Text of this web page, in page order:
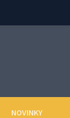
NOVINKY